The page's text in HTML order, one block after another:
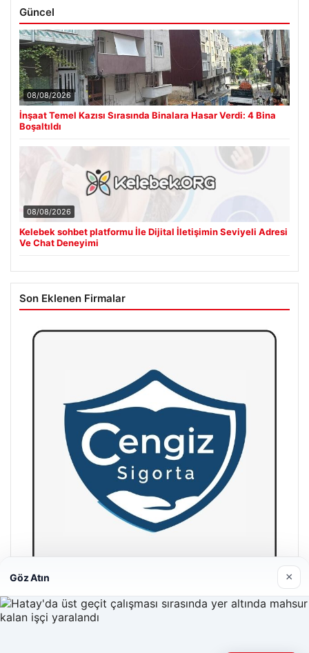
Güncel
08/08/2026
İnşaat Temel Kazısı Sırasında Binalara Hasar Verdi: 4 Bina
Boşaltıldı
08/08/2026
Kelebek sohbet platformu İle Dijital İletişimin Seviyeli Adresi
Ve Chat Deneyimi
Son Eklenen Firmalar
Hastaş Beton
26/05/2026
Göz Atın ×